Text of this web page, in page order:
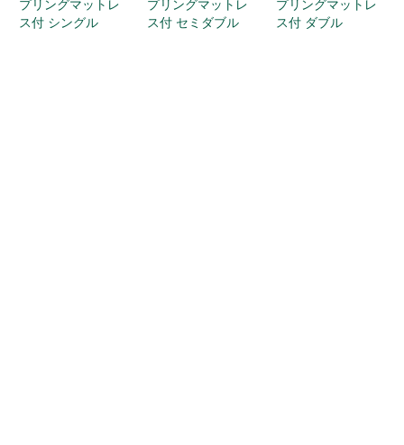
プリングマットレ
ス付 シングル
プリングマットレ
ス付 セミダブル
プリングマットレ
ス付 ダブル